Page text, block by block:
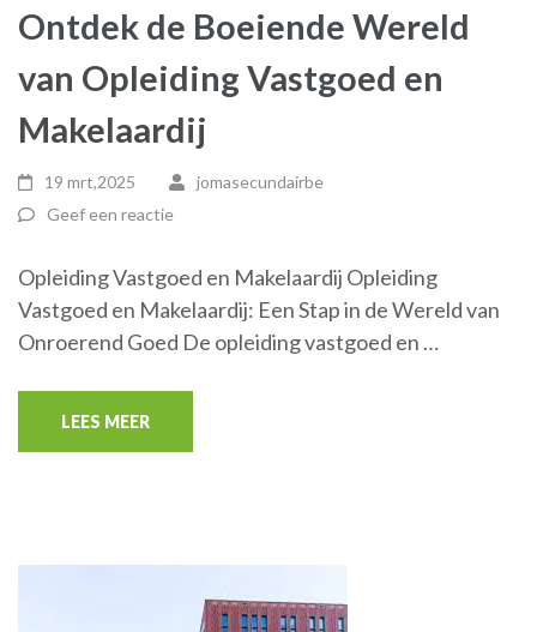
Ontdek de Boeiende Wereld
van Opleiding Vastgoed en
Makelaardij
19 mrt,2025
jomasecundairbe
Geef een reactie
Opleiding Vastgoed en Makelaardij Opleiding
Vastgoed en Makelaardij: Een Stap in de Wereld van
Onroerend Goed De opleiding vastgoed en …
LEES MEER